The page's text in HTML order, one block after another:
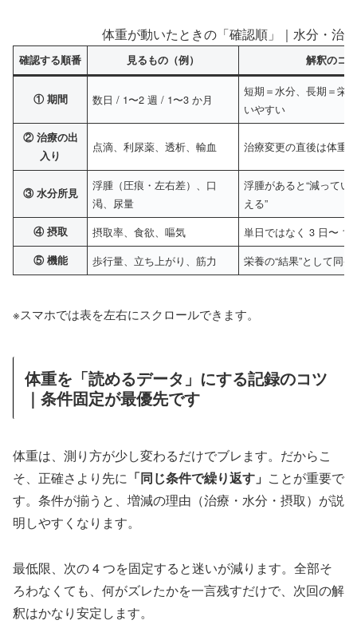
体重が動いたときの「確認順」｜水分・治
確認する順番 見るもの（例） 解釈のコツ
① 期間 数日 / 1〜2 週 / 1〜3 か月
短期＝水分、長期＝栄
いやすい
② 治療の出
入り
点滴、利尿薬、透析、輸血 治療変更の直後は体重
③ 水分所見
浮腫（圧痕・左右差）、口
渇、尿量
浮腫があると“減ってい
える”
④ 摂取 摂取率、食欲、嘔気 単日ではなく 3 日〜 1
⑤ 機能 歩行量、立ち上がり、筋力 栄養の“結果”として同
※スマホでは表を左右にスクロールできます。
体重を「読めるデータ」にする記録のコツ
｜条件固定が最優先です
体重は、測り方が少し変わるだけでブレます。だからこ
そ、正確さより先に 「同じ条件で繰り返す」 ことが重要で
す。条件が揃うと、増減の理由（治療・水分・摂取）が説
明しやすくなります。
最低限、次の 4 つを固定すると迷いが減ります。全部そ
ろわなくても、何がズレたかを一言残すだけで、次回の解
釈はかなり安定します。